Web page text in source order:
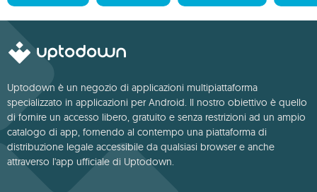
Uptodown è un negozio di applicazioni multipiattaforma
specializzato in applicazioni per Android. Il nostro obiettivo è quello
di fornire un accesso libero, gratuito e senza restrizioni ad un ampio
catalogo di app, fornendo al contempo una piattaforma di
distribuzione legale accessibile da qualsiasi browser e anche
attraverso l'app ufficiale di Uptodown.